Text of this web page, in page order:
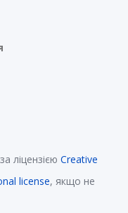
ліцензією Creative
license, якщо не